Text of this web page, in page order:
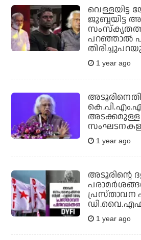
ജുബ്ബയിട്ട
പറഞ്ഞാല്‍
1 year ago
അടക്കമുള്ള
1 year ago
അടൂരിന്റെ
പ്രസ്താവന
1 year ago